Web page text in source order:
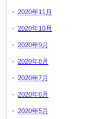
2020年11月
2020年10月
2020年9月
2020年8月
2020年7月
2020年6月
2020年5月